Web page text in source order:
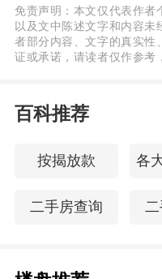
免责声明：本文仅代表作者
以及文中陈述文字和内容
者部分内容、文字的真实性
证或承诺，请读者仅作参考
百科推荐
按揭放款
二手房查询